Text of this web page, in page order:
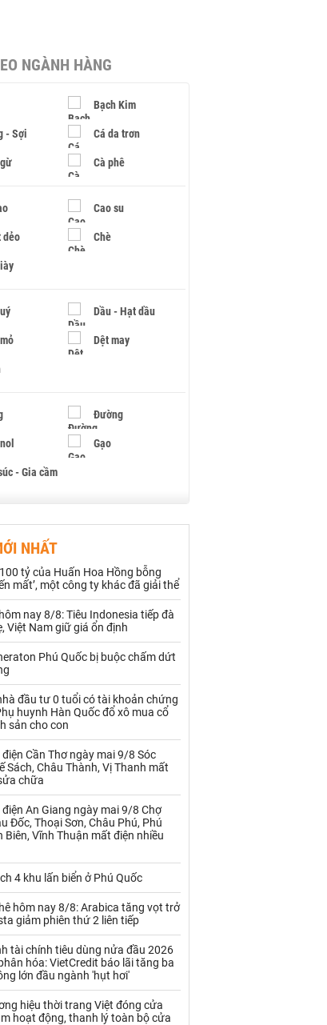
NGÀNH HÀNG
Bạch Kim
- Sợi Cá da trơn
Cà phê
Cao su
dẻo Chè
Dầu - Hạt dầu
Dệt may
Đường
Gạo
- Gia cầm
khác Mắc ca
Ngũ cốc
- Hạt nhựa
Củ -Quả Sắt thép
Thức ăn chăn nuôi
khác Xăng dầu
- Clynker
NHẤT
tỷ của Huấn Hoa Hồng bỗng
mất’, một công ty khác đã giải thể
nay 8/8: Tiêu Indonesia tiếp đà
Việt Nam giữ giá ổn định
Phú Quốc bị buộc chấm dứt
đầu tư 0 tuổi có tài khoản chứng
huynh Hàn Quốc đổ xô mua cổ
sản cho con
điện Cần Thơ ngày mai 9/8 Sóc
Sách, Châu Thành, Vị Thanh mất
chữa
điện An Giang ngày mai 9/8 Chợ
Đốc, Thoại Sơn, Châu Phú, Phú
Biên, Vĩnh Thuận mất điện nhiều
4 khu lấn biển ở Phú Quốc
hôm nay 8/8: Arabica tăng vọt trở
giảm phiên thứ 2 liên tiếp
tài chính tiêu dùng nửa đầu 2026
hóa: VietCredit báo lãi tăng ba
lớn đầu ngành 'hụt hơi'
hiệu thời trang Việt đóng cửa
hoạt động, thanh lý toàn bộ cửa